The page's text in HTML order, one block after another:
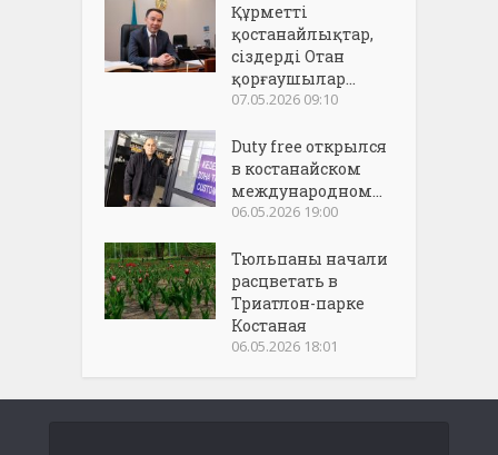
Құрметті
қостанайлықтар,
сіздерді Отан
қорғаушылар...
07.05.2026 09:10
Duty free открылся
в костанайском
международном...
06.05.2026 19:00
Тюльпаны начали
расцветать в
Триатлон-парке
Костаная
06.05.2026 18:01